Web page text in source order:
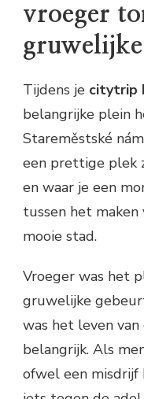
vroeger
Tijdens je citytrip
belangrijke plein
Stareměstské
een prettige plek
en waar je een
tussen het
mooie stad.
Vroeger was het
gruwelijke
was het leven
belangrijk. Als
ofwel een